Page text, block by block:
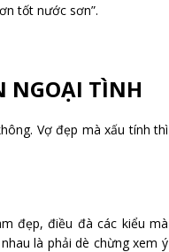
tốt nước sơn”.
NGOẠI TÌNH
Vợ đẹp mà xấu tính thì
đẹp, điều đà các kiểu mà
là phải dè chừng xem ý